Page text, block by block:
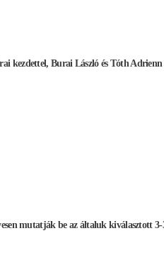
kezdettel, Burai Lászlóés Tóth Adrienn
mutatják be az általuk kiválasztott